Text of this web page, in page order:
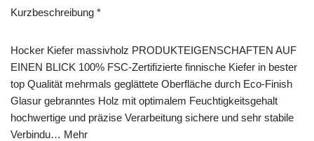
Kurzbeschreibung *
Hocker Kiefer massivholz PRODUKTEIGENSCHAFTEN AUF
EINEN BLICK 100% FSC-Zertifizierte finnische Kiefer in bester
top Qualität mehrmals geglättete Oberfläche durch Eco-Finish
Glasur gebranntes Holz mit optimalem Feuchtigkeitsgehalt
hochwertige und präzise Verarbeitung sichere und sehr stabile
Verbindu… Mehr